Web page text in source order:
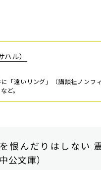
ル）
「遠いリング」（講談社ノン
ど。
恨んだりはしない
中公文庫）